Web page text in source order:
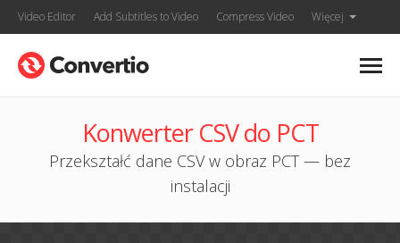
Video Editor Add Subtitles to Video Compress Video Więcej
Konwerter CSV do PCT
Przekształć dane CSV w obraz PCT — bez
instalacji